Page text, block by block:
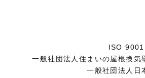
ISO
一般社団法人住まいの屋根換
一般社団法人